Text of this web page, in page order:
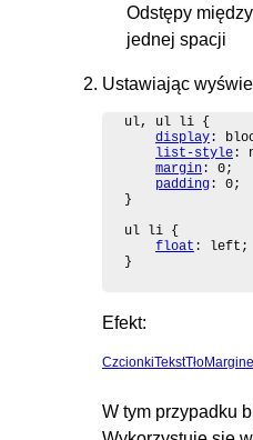
Odstępy
jednej spacji
Ustawiając
ul, ul li {
display :
list-style :
margin : 0;
padding : 0;
}
ul li {
float : left;
}
Efekt:
CzcionkiTekstTło
W tym przypadku